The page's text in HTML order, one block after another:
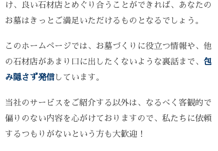
け、良い石材店とめぐり合うことができれば、あなたの
お墓はきっとご満足いただけるものとなるでしょう。
このホームページでは、お墓づくりに役立つ情報や、他
の石材店があまり口に出したくないような裏話まで、 包
み隠さず発信しています。
当社のサービスをご紹介する以外は、なるべく客観的で
偏りのない内容を心がけておりますので、私たちに依頼
するつもりがないという方も大歓迎！